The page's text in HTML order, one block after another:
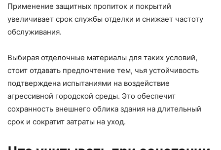
Применение защитных пропиток и покрытий
увеличивает срок службы отделки и снижает частоту
обслуживания.
Выбирая отделочные материалы для таких условий,
стоит отдавать предпочтение тем, чья устойчивость
подтверждена испытаниями на воздействие
агрессивной городской среды. Это обеспечит
сохранность внешнего облика здания на длительный
срок и сократит затраты на уход.